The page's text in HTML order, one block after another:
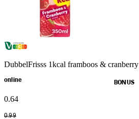
DubbelFrisss 1kcal framboos & cranberry
online BONUS
0.64
0.99